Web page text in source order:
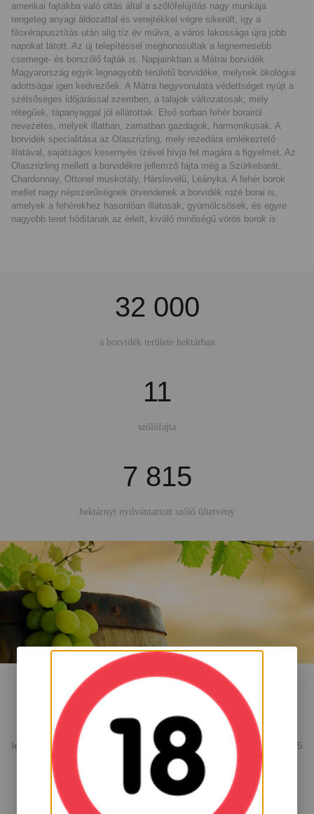
amerikai fajtákba való oltás által a szőlőfelújítás nagy munkája
rengeteg anyagi áldozattal és verejtékkel végre sikerült, így a
filoxérapusztítás után alig tíz év múlva, a város lakossága újra jobb
napokat látott. Az új telepítéssel meghonosultak a legnemesebb
csemege- és borszőlő fajták is. Napjainkban a Mátrai borvidék
Magyarország egyik legnagyobb területű borvidéke, melynek ökológiai
adottságai igen kedvezőek. A Mátra hegyvonulata védettséget nyújt a
szélsőséges időjárással szemben, a talajok változatosak, mély
rétegűek, tápanyaggal jól ellátottak. Első sorban fehér borairól
nevezetes, melyek illatban, zamatban gazdagok, harmonikusak. A
borvidék specialitása az Olaszrizling, mely rezedára emlékeztető
illatával, sajátságos kesernyés ízével hívja fel magára a figyelmet. Az
Olaszrizling mellett a borvidékre jellemző fajta még a Szürkebarát,
Chardonnay, Ottonel muskotály, Hárslevelű, Leányka. A fehér borok
mellet nagy népszerűségnek örvendenek a borvidék rozé borai is,
amelyek a fehérekhez hasonlóan illatosak, gyümölcsösek, és egyre
nagyobb teret hódítanak az érlelt, kiváló minőségű vörös borok is.
32 000
a borvidék területe hektárban
11
szõlõfajta
7 815
hektárnyi nyilvántartott szőlő ültetvény
Mátrai Történelmi Borvidék
Az ország 22 borvidéke közül területi nagysága alapján a második
legnagyobb, a hegyvidékiek között pedig a legnagyobb a mintegy 7,815
hektárnyi nyilvántartott szőlő ültetvényével.
Gyöngyös